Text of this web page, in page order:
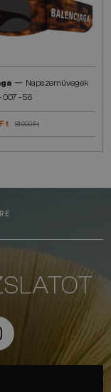
— Napszemüvegek
007 - 56
81 000 Ft